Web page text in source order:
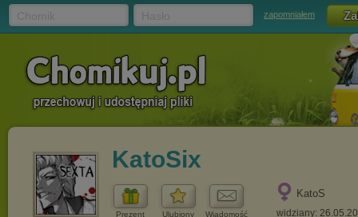
zapomniałem
KatoSix
Prezent Ulubiony Wiadomość
KatoS
widziany: